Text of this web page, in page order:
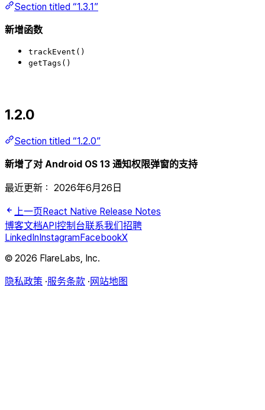
Section titled “1.3.1”
新增函数
trackEvent()
getTags()
1.2.0
Section titled “1.2.0”
新增了对 Android OS 13 通知权限弹窗的支持
最近更新： 2026年6月26日
上一页React Native Release Notes
博客文档API控制台联系我们招聘
LinkedInInstagramFacebookX
© 2026 FlareLabs, Inc.
隐私政策 ·服务条款 ·网站地图